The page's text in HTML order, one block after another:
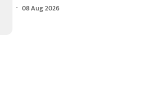
08 Aug 2026